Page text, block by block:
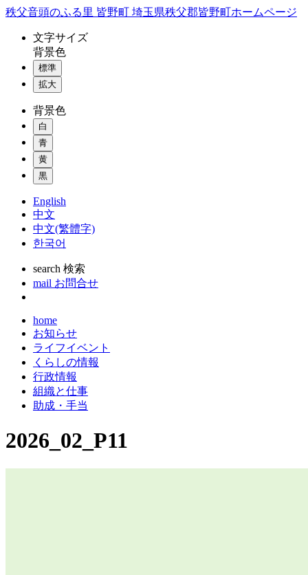
コ
秩父音頭のふる里 皆野町 埼玉県秩父郡皆野町ホームページ
文字サイズ
背景色
標準
拡大
背景色
白
青
黄
黒
English
中文
中文(繁體字)
한국어
search 検索
mail お問合せ
home
お知らせ
ライフイベント
くらしの情報
行政情報
組織と仕事
助成・手当
2026_02_P11